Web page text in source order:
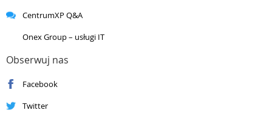
Silver Collaboration and Content
Data Platform
Silver DevOps
Silver Enterprise Mobility Management
CentrumXP Q&A
Onex Group – usługi IT
Obserwuj nas
Facebook
Twitter